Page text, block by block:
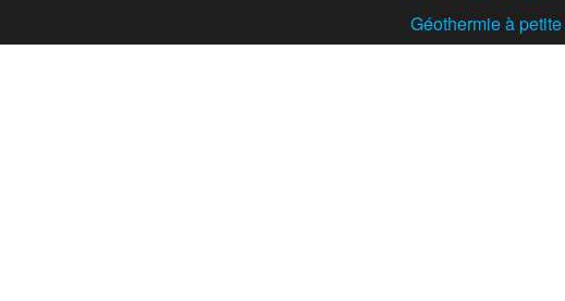
Géothermie à
enterrés et